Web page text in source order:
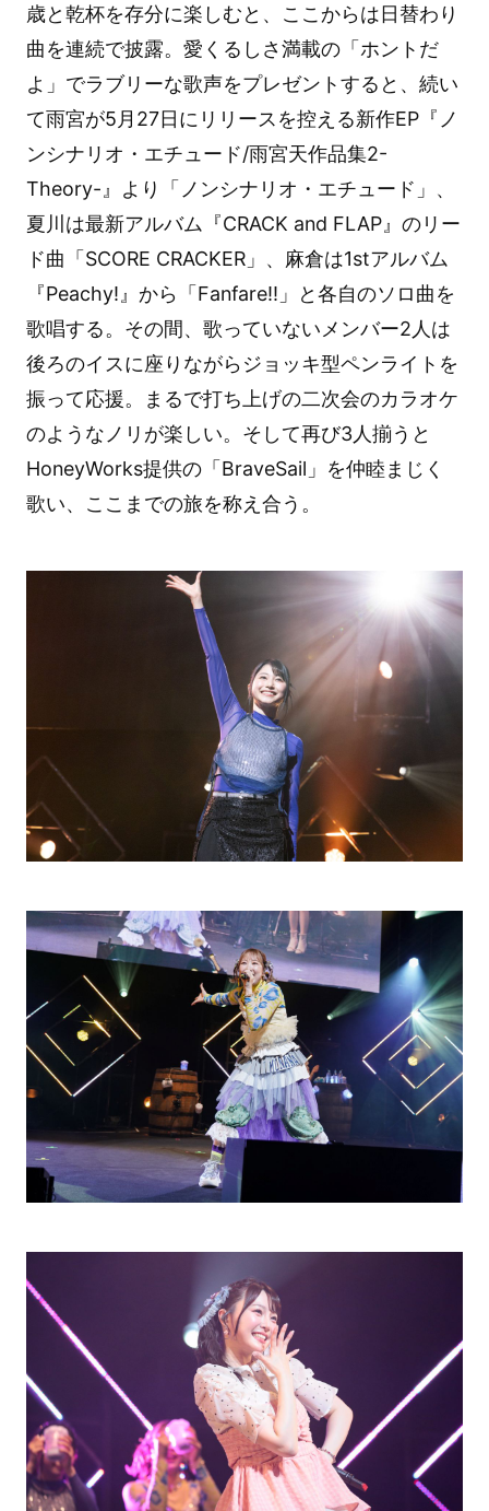
歳と乾杯を存分に楽しむと、ここからは日替わり
曲を連続で披露。愛くるしさ満載の「ホントだ
よ」でラブリーな歌声をプレゼントすると、続い
て雨宮が5月27日にリリースを控える新作EP『ノ
ンシナリオ・エチュード/雨宮天作品集2-
Theory-』より「ノンシナリオ・エチュード」、
夏川は最新アルバム『CRACK and FLAP』のリー
ド曲「SCORE CRACKER」、麻倉は1stアルバム
『Peachy!』から「Fanfare!!」と各自のソロ曲を
歌唱する。その間、歌っていないメンバー2人は
後ろのイスに座りながらジョッキ型ペンライトを
振って応援。まるで打ち上げの二次会のカラオケ
のようなノリが楽しい。そして再び3人揃うと
HoneyWorks提供の「BraveSail」を仲睦まじく
歌い、ここまでの旅を称え合う。